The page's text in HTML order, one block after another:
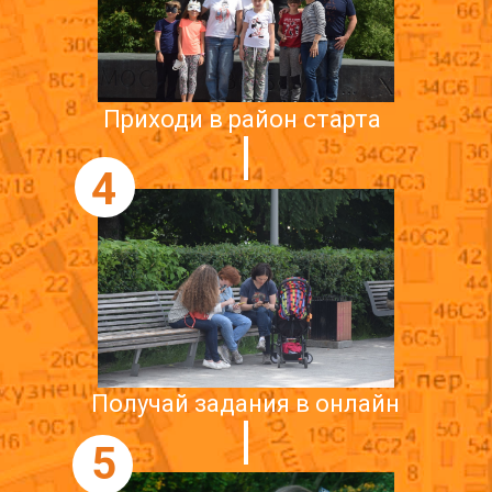
Приходи в район старта
Получай задания в онлайн
4
5